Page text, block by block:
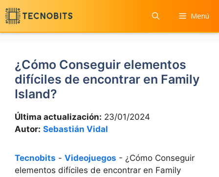
Saltar
al
contenido
Menú
¿Cómo Conseguir elementos
difíciles de encontrar en Family
Island?
Última actualización: 23/01/2024
Autor: Sebastián Vidal
Tecnobits - Videojuegos - ¿Cómo Conseguir
elementos difíciles de encontrar en Family